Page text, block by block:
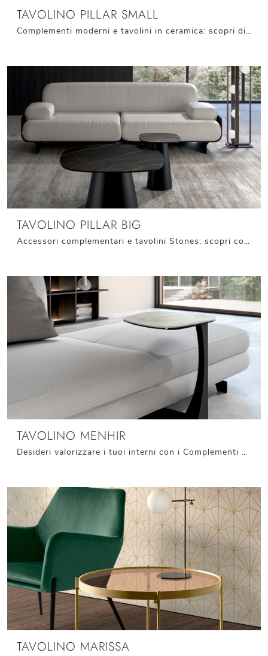
TAVOLINO PILLAR SMALL
Complementi moderni e tavolini in ceramica: scopri di più sul modello Tavolino Pillar Small di Stones e potrai completare i tuoi interni.
TAVOLINO PILLAR BIG
Accessori complementari e tavolini Stones: scopri come impreziosire i tuoi spazi moderni con il modello Tavolino Pillar Big.
TAVOLINO MENHIR
Desideri valorizzare i tuoi interni con i Complementi Stones? Eccoti differenti modelli di tavolini in ceramica come Tavolino Menhir.
TAVOLINO MARISSA